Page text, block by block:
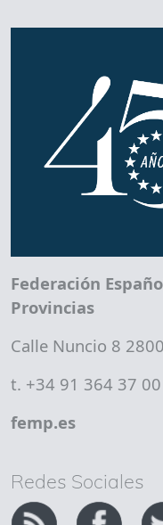
Federación
Provincias
Calle Nuncio 8
t. +34 91 364 37 00
femp.es
Redes Sociales